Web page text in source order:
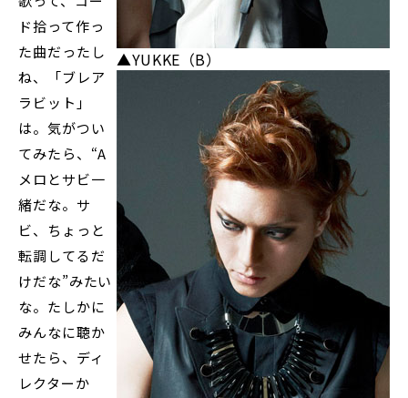
▲YUKKE（B）
ド拾って作っ
た曲だったし
ね、「ブレア
ラビット」
は。気がつい
てみたら、“A
メロとサビ一
緒だな。サ
ビ、ちょっと
転調してるだ
けだな”みたい
な。たしかに
みんなに聴か
せたら、ディ
レクターか